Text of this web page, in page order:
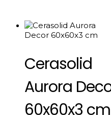
Cerasolid
Aurora
60x60x3 cm